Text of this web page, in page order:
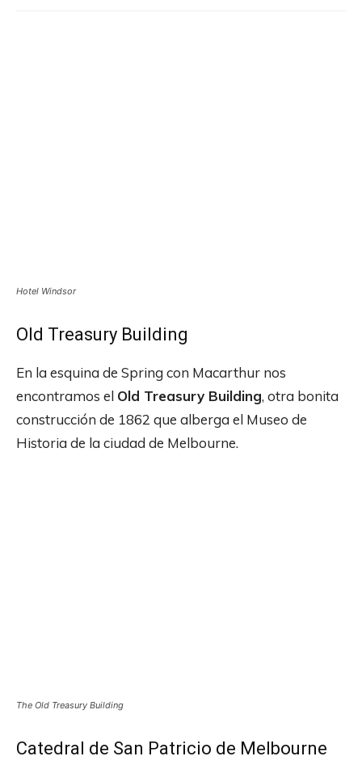
Hotel Windsor
Old Treasury Building
En la esquina de Spring con Macarthur nos
encontramos el Old Treasury Building, otra bonita
construcción de 1862 que alberga el Museo de
Historia de la ciudad de Melbourne.
The Old Treasury Building
Catedral de San Patricio de Melbourne